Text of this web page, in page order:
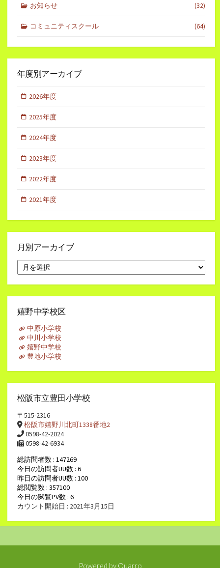
お知らせ (32)
コミュニティスクール (64)
年度別アーカイブ
2026年度
2025年度
2024年度
2023年度
2022年度
2021年度
月別アーカイブ
別
ア
イ
嬉野中学校区
中原小学校
中川小学校
嬉野中学校
豊地小学校
松阪市立豊田小学校
〒515-2316
松阪市嬉野川北町1338番地2
0598-42-2024
0598-42-6934
総訪問者数 : 147269
今日の訪問者UU数 : 6
昨日の訪問者UU数 : 100
総閲覧数 : 357100
今日の閲覧PV数 : 6
カウント開始日 : 2021年3月15日
Powered by Quarro